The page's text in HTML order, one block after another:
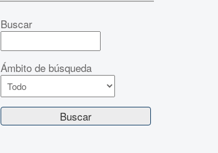
Buscar
Ámbito de búsqueda